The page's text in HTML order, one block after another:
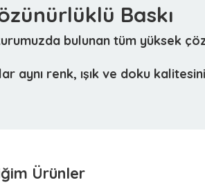
Baskı
bulunan tüm yüksek
aynı renk, ışık ve doku
Ürünler